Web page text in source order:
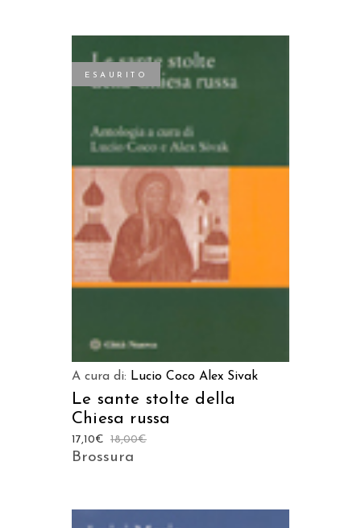
ESAURITO
LEGGI TUTTO
A cura di: Lucio Coco Alex Sivak
Le sante stolte della
Chiesa russa
18,00€
17,10€
Brossura